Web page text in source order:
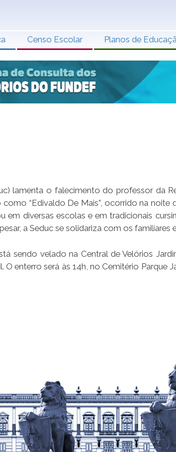
Censo Escolar Planos de
lamenta o falecimento do professor da
“Edivaldo De Mais”, ocorrido na noite
em diversas escolas e em tradicionais
a Seduc se solidariza com os familiares
sendo velado na Central de Velórios
O enterro será às 14h, no Cemitério Parque